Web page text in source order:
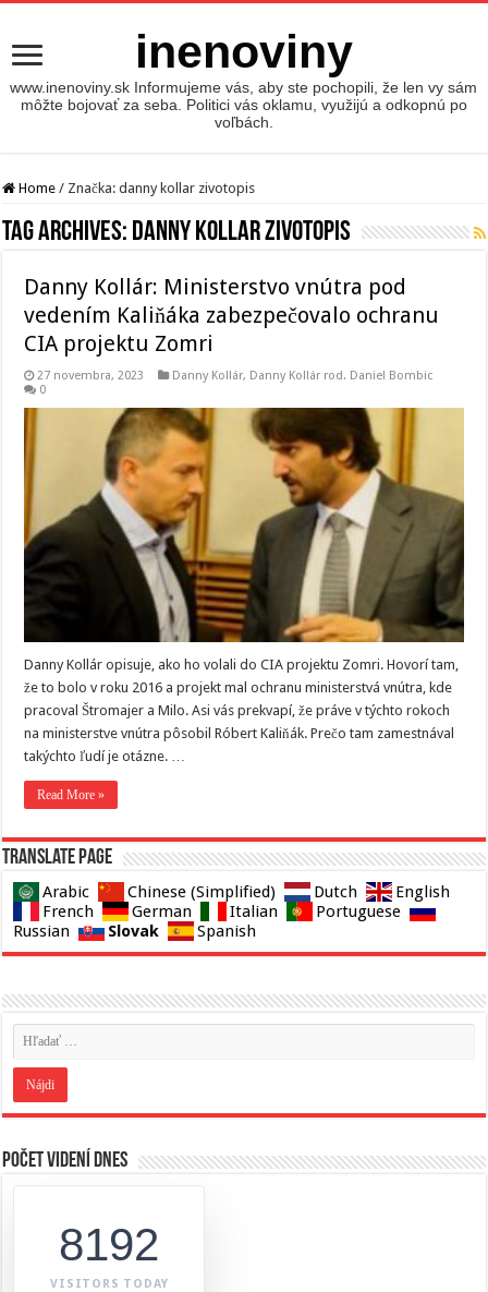
inenoviny
www.inenoviny.sk Informujeme vás, aby ste pochopili, že len vy sám
môžte bojovať za seba. Politici vás oklamu, využijú a odkopnú po
voľbách.
Home / Značka:danny kollar zivotopis
Tag Archives: danny kollar zivotopis
Danny Kollár: Ministerstvo vnútra pod
vedením Kaliňáka zabezpečovalo ochranu
CIA projektu Zomri
27 novembra, 2023 Danny Kollár, Danny Kollár rod. Daniel Bombic
0
Danny Kollár opisuje, ako ho volali do CIA projektu Zomri. Hovorí tam,
že to bolo v roku 2016 a projekt mal ochranu ministerstvá vnútra, kde
pracoval Štromajer a Milo. Asi vás prekvapí, že práve v týchto rokoch
na ministerstve vnútra pôsobil Róbert Kaliňák. Prečo tam zamestnával
takýchto ľudí je otázne. …
Read More »
Translate page
Arabic Chinese (Simplified) Dutch
English
French
German Italian
Portuguese
Russian
Slovak Spanish
Počet videní dnes
8192
VISITORS TODAY